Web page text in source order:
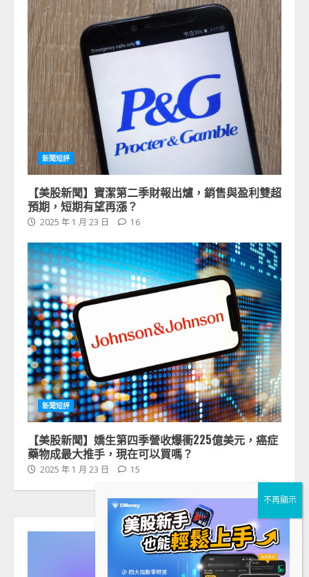
新聞短評
【美股新聞】寶潔第二季財報出爐，銷售與盈利雙超
預期，短期有望再漲？
2025 年 1 月 23 日 16
新聞短評
【美股新聞】嬌生第四季營收爆衝225億美元，癌症
藥物成最大推手，現在可以買嗎？
2025 年 1 月 23 日 15